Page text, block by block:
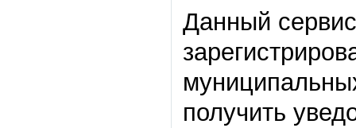
Данный
получить